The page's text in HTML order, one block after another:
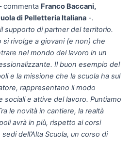
commenta Franco Baccani,
di Pelletteria Italiana -.
supporto di partner del territorio.
rivolge a giovani (e non) che
nel mondo del lavoro in un
Il buon esempio del
e la missione che la scuola ha sul
rappresentano il modo
sociali e attive del lavoro. Puntiamo
le novità in cantiere, la realtà
avrà in più, rispetto ai corsi
dell’Alta Scuola, un corso di